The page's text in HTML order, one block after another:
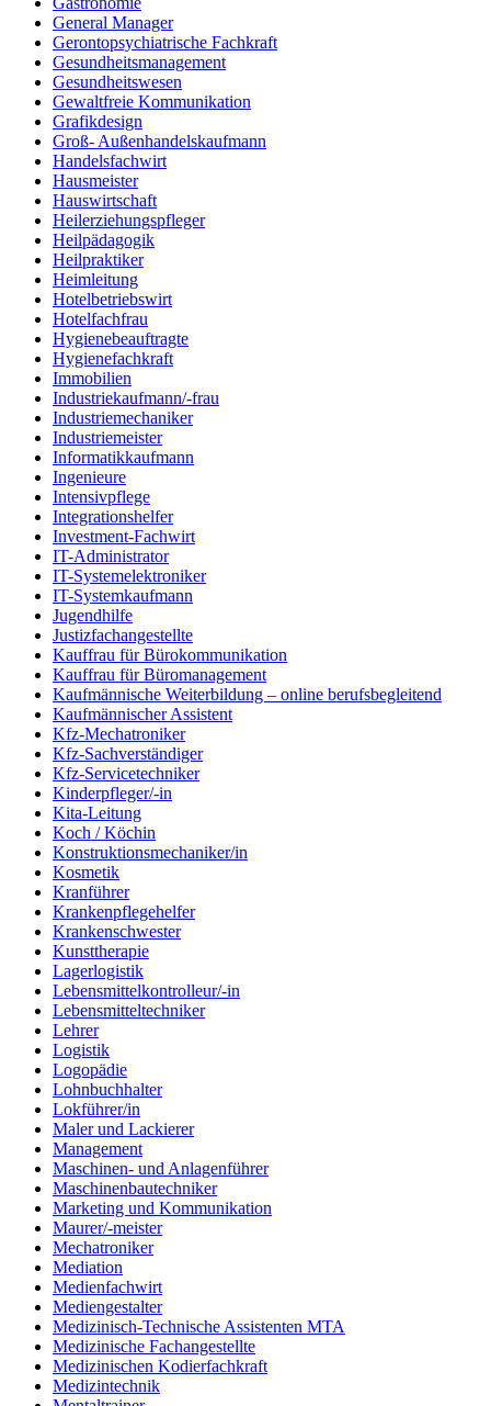
General Manager
Gerontopsychiatrische Fachkraft
Gesundheitsmanagement
Gesundheitswesen
Gewaltfreie Kommunikation
Grafikdesign
Groß- Außenhandelskaufmann
Handelsfachwirt
Hausmeister
Hauswirtschaft
Heilerziehungspfleger
Heilpädagogik
Heilpraktiker
Heimleitung
Hotelbetriebswirt
Hotelfachfrau
Hygienebeauftragte
Hygienefachkraft
Immobilien
Industriekaufmann/-frau
Industriemechaniker
Industriemeister
Informatikkaufmann
Ingenieure
Intensivpflege
Integrationshelfer
Investment-Fachwirt
IT-Administrator
IT-Systemelektroniker
IT-Systemkaufmann
Jugendhilfe
Justizfachangestellte
Kauffrau für Bürokommunikation
Kauffrau für Büromanagement
Kaufmännische Weiterbildung – online berufsbegleitend
Kaufmännischer Assistent
Kfz-Mechatroniker
Kfz-Sachverständiger
Kfz-Servicetechniker
Kinderpfleger/-in
Kita-Leitung
Koch / Köchin
Konstruktionsmechaniker/in
Kosmetik
Kranführer
Krankenpflegehelfer
Krankenschwester
Kunsttherapie
Lagerlogistik
Lebensmittelkontrolleur/-in
Lebensmitteltechniker
Lehrer
Logistik
Logopädie
Lohnbuchhalter
Lokführer/in
Maler und Lackierer
Management
Maschinen- und Anlagenführer
Maschinenbautechniker
Marketing und Kommunikation
Maurer/-meister
Mechatroniker
Mediation
Medienfachwirt
Mediengestalter
Medizinisch-Technische Assistenten MTA
Medizinische Fachangestellte
Medizinischen Kodierfachkraft
Medizintechnik